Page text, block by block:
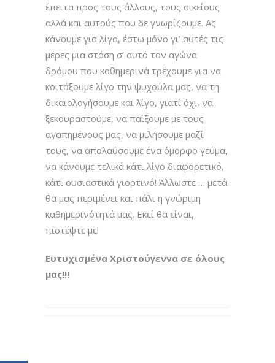
έπειτα προς τους άλλους, τους οικείους
αλλά και αυτούς που δε γνωρίζουμε. Ας
κάνουμε για λίγο, έστω μόνο γι’ αυτές τις
μέρες μια στάση σ’ αυτό τον αγώνα
δρόμου που καθημερινά τρέχουμε για να
κοιτάξουμε λίγο την ψυχούλα μας, να τη
δικαιολογήσουμε και λίγο, γιατί όχι, να
ξεκουραστούμε, να παίξουμε με τους
αγαπημένους μας, να μιλήσουμε μαζί
τους, να απολαύσουμε ένα όμορφο γεύμα,
να κάνουμε τελικά κάτι λίγο διαφορετικό,
κάτι ουσιαστικά γιορτινό! Άλλωστε … μετά
θα μας περιμένει και πάλι η γνώριμη
καθημερινότητά μας. Εκεί θα είναι,
πιστέψτε με!
Ευτυχισμένα Χριστούγεννα σε όλους
μας!!!